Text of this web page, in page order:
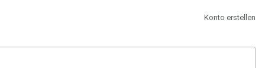
Konto erstellen